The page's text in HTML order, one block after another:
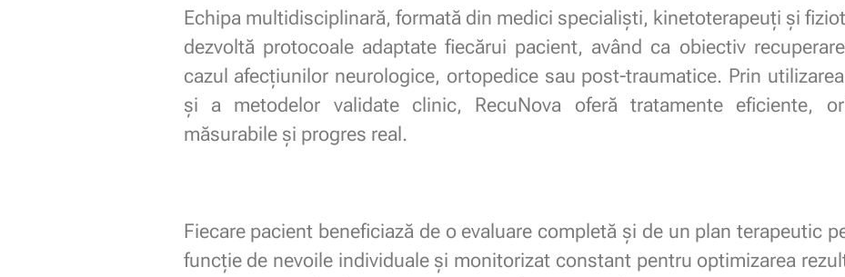
Echipa multidisciplinară, formată din medici specialiști, kinetoterapeuți și
dezvoltă protocoale adaptate fiecărui pacient, având ca obiectiv
cazul afecțiunilor neurologice, ortopedice sau post-traumatice. Prin
și a metodelor validate clinic, RecuNova oferă tratamente eficiente,
măsurabile și progres real.
Fiecare pacient beneficiază de o evaluare completă și de un plan terapeutic
funcție de nevoile individuale și monitorizat constant pentru optimizarea